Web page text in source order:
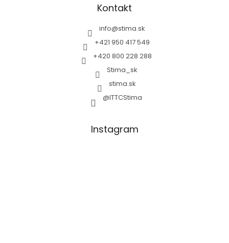
Kontakt
info@stima.sk
+421 950 417 549
+420 800 228 288
Stima_sk
stima.sk
@ITTCStima
Instagram